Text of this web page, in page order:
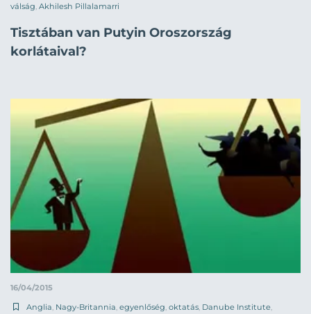
válság Akhilesh Pillalamarri
Tisztában van Putyin Oroszország
korlátaival?
16/04/2015
Anglia Nagy-Britannia egyenlőség oktatás Danube Institute